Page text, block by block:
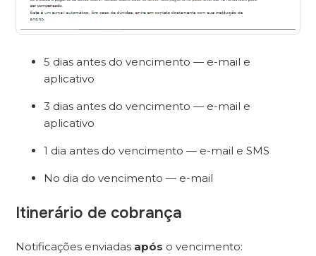
5 dias antes do vencimento — e-mail e
aplicativo
3 dias antes do vencimento — e-mail e
aplicativo
1 dia antes do vencimento — e-mail e SMS
No dia do vencimento — e-mail
Itinerário de cobrança
Notificações enviadas após o vencimento: